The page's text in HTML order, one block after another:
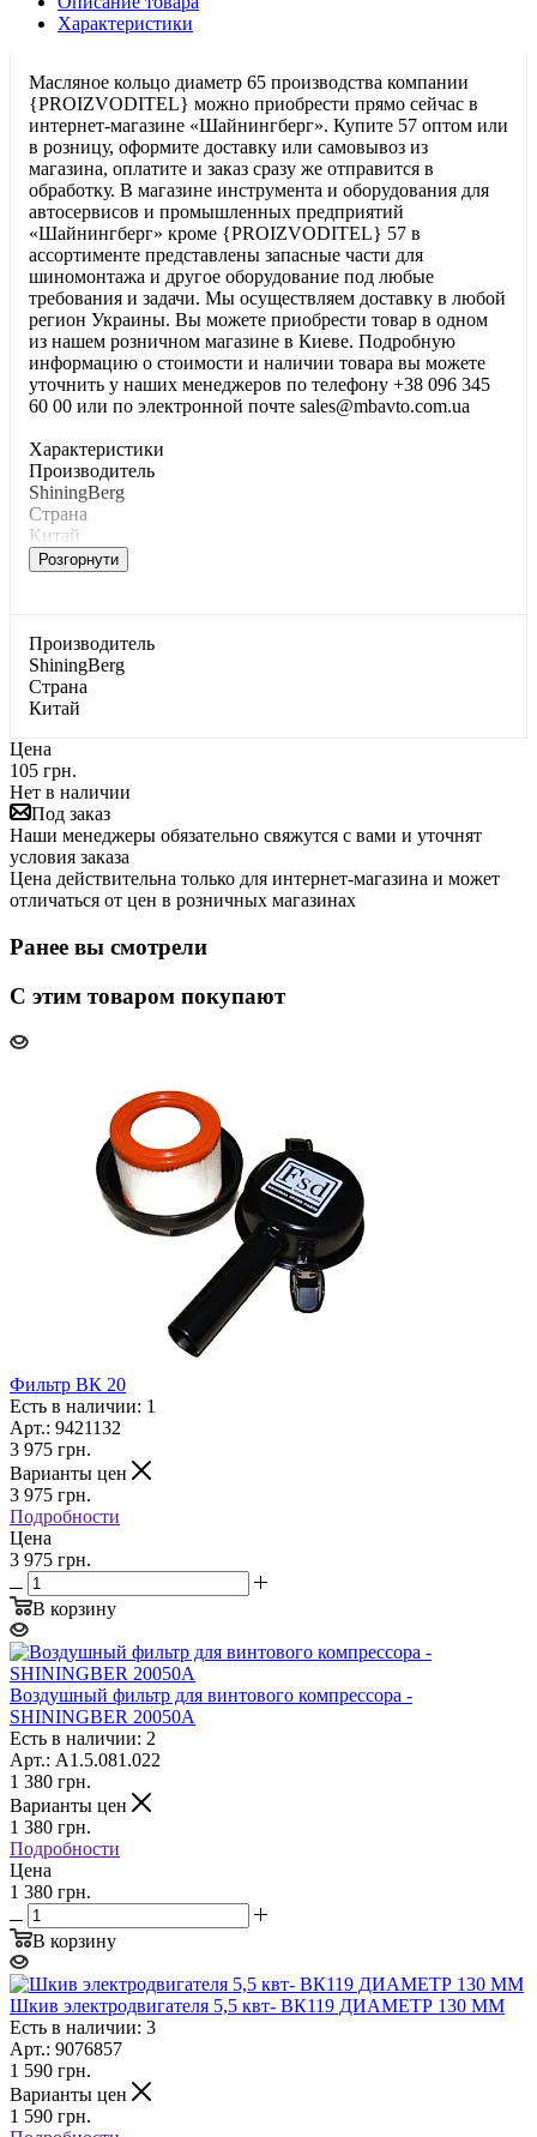
Характеристики
Масляное кольцо диаметр 65 производства компании
{PROIZVODITEL} можно приобрести прямо сейчас в
интернет-магазине «Шайнингберг». Купите 57 оптом или
в розницу, оформите доставку или самовывоз из
магазина, оплатите и заказ сразу же отправится в
обработку. В магазине инструмента и оборудования для
автосервисов и промышленных предприятий
«Шайнингберг» кроме {PROIZVODITEL} 57 в
ассортименте представлены запасные части для
шиномонтажа и другое оборудование под любые
требования и задачи. Мы осуществляем доставку в любой
регион Украины. Вы можете приобрести товар в одном
из нашем розничном магазине в Киеве. Подробную
информацию о стоимости и наличии товара вы можете
уточнить у наших менеджеров по телефону +38 096 345
60 00 или по электронной почте sales@mbavto.com.ua
Характеристики
Производитель
ShiningBerg
Страна
Китай
Розгорнути
Производитель
ShiningBerg
Страна
Китай
Цена
105 грн.
Нет в наличии
Под заказ
Наши менеджеры обязательно свяжутся с вами и уточнят
условия заказа
Цена действительна только для интернет-магазина и может
отличаться от цен в розничных магазинах
Ранее вы смотрели
С этим товаром покупают
Фильтр ВК 20
Есть в наличии: 1
Арт.: 9421132
3 975 грн.
Варианты цен
3 975 грн.
Подробности
Цена
3 975 грн.
В корзину
Воздушный фильтр для винтового компрессора -
SHININGBER 20050A
Есть в наличии: 2
Арт.: A1.5.081.022
1 380 грн.
Варианты цен
1 380 грн.
Подробности
Цена
1 380 грн.
В корзину
Шкив электродвигателя 5,5 квт- ВК119 ДИАМЕТР 130 ММ
Есть в наличии: 3
Арт.: 9076857
1 590 грн.
Варианты цен
1 590 грн.